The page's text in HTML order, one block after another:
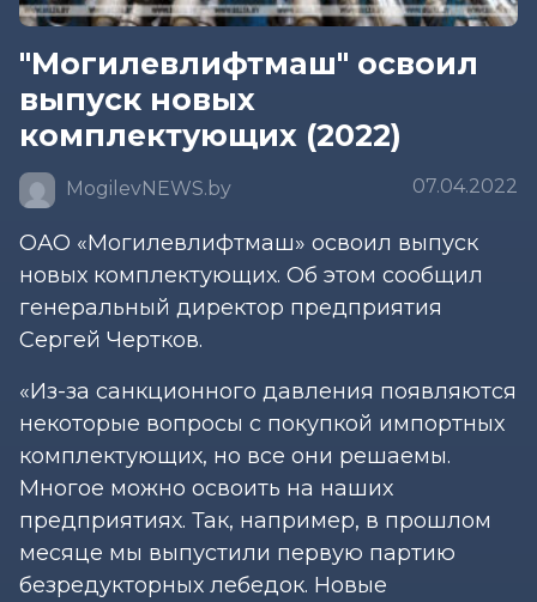
"Могилевлифтмаш" освоил
выпуск новых
комплектующих (2022)
MogilevNEWS.by 07.04.2022
ОАО «Могилевлифтмаш» освоил выпуск
новых комплектующих. Об этом сообщил
генеральный директор предприятия
Сергей Чертков.
«Из-за санкционного давления появляются
некоторые вопросы с покупкой импортных
комплектующих, но все они решаемы.
Многое можно освоить на наших
предприятиях. Так, например, в прошлом
месяце мы выпустили первую партию
безредукторных лебедок. Новые